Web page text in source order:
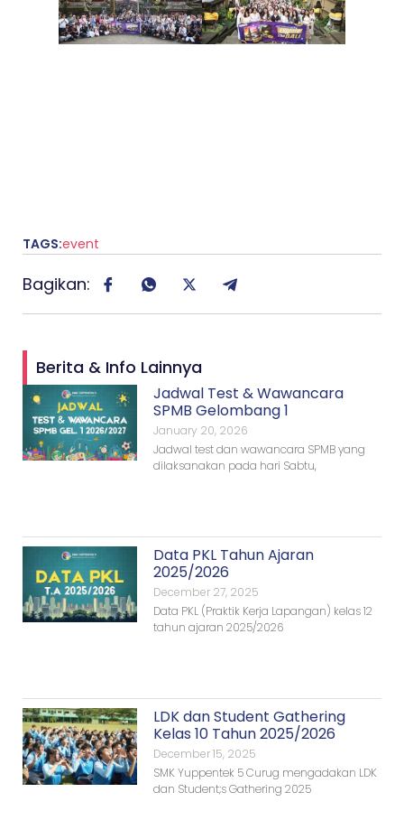
TAGS:event
Bagikan:
Berita & Info Lainnya
Jadwal Test & Wawancara
SPMB Gelombang 1
January 20, 2026
Jadwal test dan wawancara SPMB yang
dilaksanakan pada hari Sabtu,
Data PKL Tahun Ajaran
2025/2026
December 27, 2025
Data PKL (Praktik Kerja Lapangan) kelas 12
tahun ajaran 2025/2026
LDK dan Student Gathering
Kelas 10 Tahun 2025/2026
December 15, 2025
SMK Yuppentek 5 Curug mengadakan LDK
dan Student;s Gathering 2025